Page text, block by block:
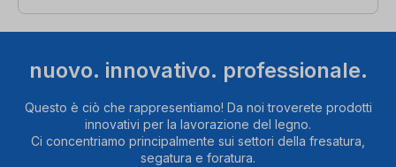
nuovo. innovativo. professionale.
Questo è ciò che rappresentiamo! Da noi troverete prodotti
innovativi per la lavorazione del legno.
Ci concentriamo principalmente sui settori della fresatura,
segatura e foratura.